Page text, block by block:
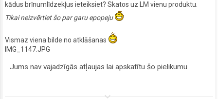
kādus brīnumlīdzekļus ieteiksiet? Skatos uz LM vienu produktu.
Tikai neizvērtiet šo par garu epopeju
Vismaz viena bilde no atklāšanas
IMG_1147.JPG
Jums nav vajadzīgās atļaujas lai apskatītu šo pielikumu.